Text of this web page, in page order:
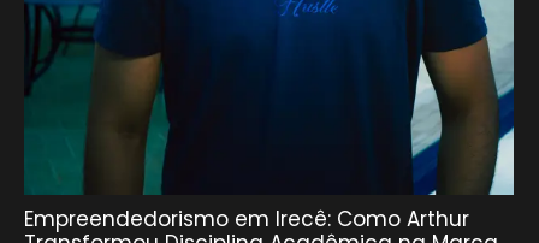
Empreendedorismo em Irecê: Como Arthur